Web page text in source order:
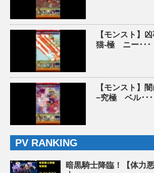
【モンスト】
猫-極 ニー･･･
【モンスト】
−究極 ベル･･･
PV RANKING
暗黒騎士降臨！【体力